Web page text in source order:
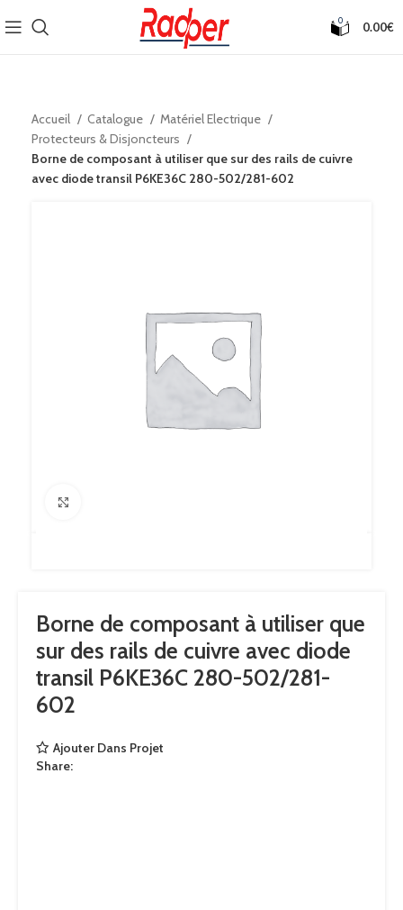
0 0.00€
Accueil Catalogue
Matériel Electrique
Protecteurs & Disjoncteurs
Borne de composant à utiliser que sur des rails de cuivre
avec diode transil P6KE36C 280-502/281-602
Borne de composant à utiliser que
sur des rails de cuivre avec diode
transil P6KE36C 280-502/281-
602
Ajouter Dans Projet
Share: